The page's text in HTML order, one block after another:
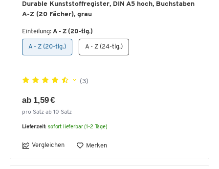
Durable Kunststoffregister, DIN A5 hoch, Buchstaben
A-Z (20 Fächer), grau
Einteilung: A - Z (20-tlg.)
A - Z (20-tlg.) A - Z (24-tlg.)
(3)
ab 1,59 €
pro Satz ab 10 Satz
Lieferzeit: sofort lieferbar (1-2 Tage)
Vergleichen Merken